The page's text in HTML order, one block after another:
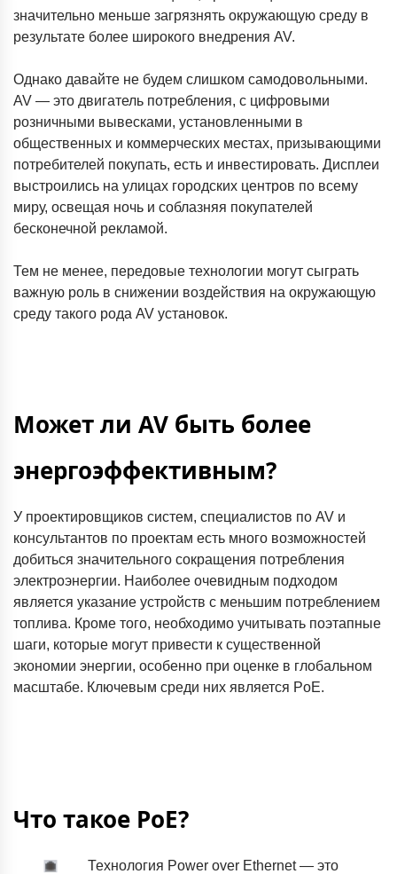
значительно меньше загрязнять окружающую среду в
результате более широкого внедрения AV.
Однако давайте не будем слишком самодовольными.
AV — это двигатель потребления, с цифровыми
розничными вывесками, установленными в
общественных и коммерческих местах, призывающими
потребителей покупать, есть и инвестировать. Дисплеи
выстроились на улицах городских центров по всему
миру, освещая ночь и соблазняя покупателей
бесконечной рекламой.
Тем не менее, передовые технологии могут сыграть
важную роль в снижении воздействия на окружающую
среду такого рода AV установок.
Может ли AV быть более
энергоэффективным?
У проектировщиков систем, специалистов по AV и
консультантов по проектам есть много возможностей
добиться значительного сокращения потребления
электроэнергии. Наиболее очевидным подходом
является указание устройств с меньшим потреблением
топлива. Кроме того, необходимо учитывать поэтапные
шаги, которые могут привести к существенной
экономии энергии, особенно при оценке в глобальном
масштабе. Ключевым среди них является PoE.
Что такое PoE?
Технология Power over Ethernet — это